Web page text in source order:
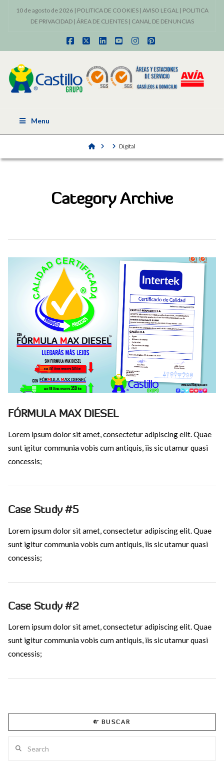
10 de agosto de 2026 | POLITICA DE COOKIES| AVISO LEGAL| POLITICA
DE PRIVACIDAD| ÁREA DE CLIENTES| CANAL DE DENUNCIAS
Facebook
X LinkedInYouTubeInstagram
Pinterest
Menu
Home Digital
Category Archive
FÓRMULA MAX DIESEL
Lorem ipsum dolor sit amet, consectetur adipiscing elit. Quae
sunt igitur communia vobis cum antiquis, iis sic utamur quasi
concessis;
Case Study #5
Lorem ipsum dolor sit amet, consectetur adipiscing elit. Quae
sunt igitur communia vobis cum antiquis, iis sic utamur quasi
concessis;
Case Study #2
Lorem ipsum dolor sit amet, consectetur adipiscing elit. Quae
sunt igitur communia vobis cum antiquis, iis sic utamur quasi
concessis;
BUSCAR